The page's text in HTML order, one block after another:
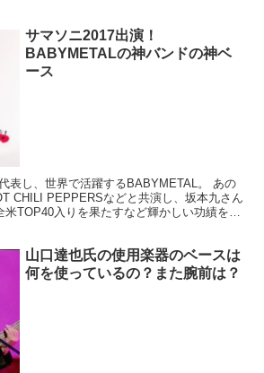
サマソニ2017出演！
BABYMETALの神バンドの神ベ
ース
表し、世界で活躍するBABYMETAL。 あの
CHILI PEPPERSなどと共演し、坂本九さん
TOP40入りを果たすなど輝かしい功績を残
山口達也氏の使用楽器のベースは
何を使っているの？また腕前は？